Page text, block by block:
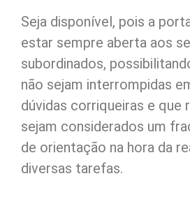
Seja disponível, pois a
estar sempre aberta aos
subordinados,
não sejam interrompidas
dúvidas corriqueiras e que
sejam considerados um
de orientação na hora da
diversas tarefas.